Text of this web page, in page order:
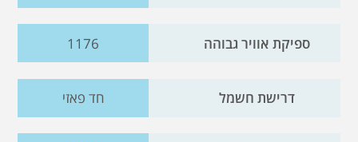
ספיקת אוויר גבוהה 1176
דרישת חשמל חד פאזי